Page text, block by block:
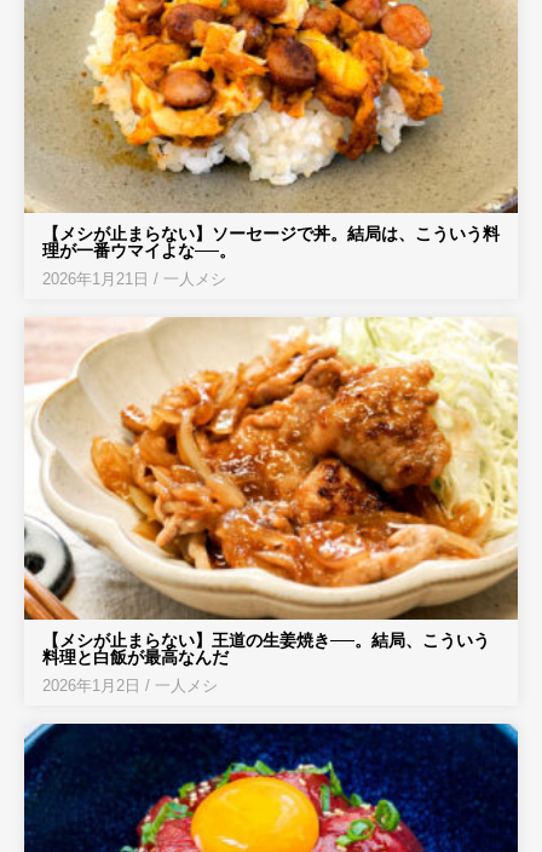
【メシが止まらない】ソーセージで丼。結局は、こういう料
理が一番ウマイよな──。
2026年1月21日 / 一人メシ
【メシが止まらない】王道の生姜焼き──。結局、こういう
料理と白飯が最高なんだ
2026年1月2日 / 一人メシ